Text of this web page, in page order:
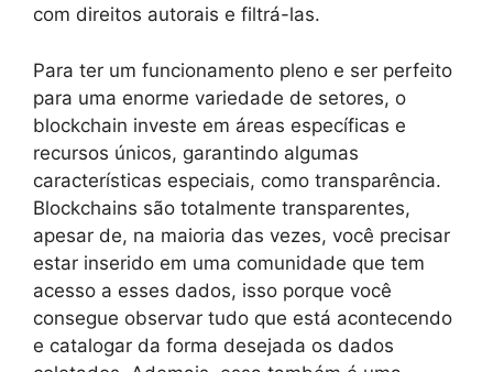
com direitos autorais e filtrá-las.
Para ter um funcionamento pleno e ser perfeito
para uma enorme variedade de setores, o
blockchain investe em áreas específicas e
recursos únicos, garantindo algumas
características especiais, como transparência.
Blockchains são totalmente transparentes,
apesar de, na maioria das vezes, você precisar
estar inserido em uma comunidade que tem
acesso a esses dados, isso porque você
consegue observar tudo que está acontecendo
e catalogar da forma desejada os dados